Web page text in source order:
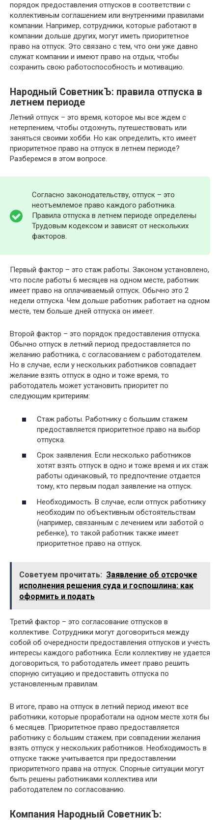
порядок предоставления отпусков в соответствии с
коллективным соглашением или внутренними правилами
компании. Например, сотрудники, которые работают в
компании дольше других, могут иметь приоритетное
право на отпуск. Это связано с тем, что они уже давно
служат компании и имеют право на отдых, чтобы
сохранить свою работоспособность и мотивацию.
Народный СоветникЪ: правила отпуска в
летнем периоде
Летний отпуск – это время, которое мы все ждем с
нетерпением, чтобы отдохнуть, путешествовать или
заняться своими хобби. Но как определить, кто имеет
приоритетное право на отпуск в летнем периоде?
Разберемся в этом вопросе.
Согласно законодательству, отпуск – это
неотъемлемое право каждого работника.
Правила отпуска в летнем периоде определены
Трудовым кодексом и зависят от нескольких
факторов.
Первый фактор – это стаж работы. Законом установлено,
что после работы 6 месяцев на одном месте, работник
имеет право на оплачиваемый отпуск. Обычно это 2
недели отпуска. Чем дольше работник работает на одном
месте, тем больше дней отпуска он имеет.
Второй фактор – это порядок предоставления отпуска.
Обычно отпуск в летний период предоставляется по
желанию работника, с согласованием с работодателем.
Но в случае, если у нескольких работников совпадает
желание взять отпуск в одно и тоже время, то
работодатель может установить приоритет по
следующим критериям:
Стаж работы. Работнику с большим стажем
предоставляется приоритетное право на выбор
отпуска.
Срок заявления. Если несколько работников
хотят взять отпуск в одно и тоже время и их стаж
работы одинаковый, то предпочтение отдается
тому, кто первым подал заявление на отпуск.
Необходимость. В случае, если отпуск работнику
необходим по объективным обстоятельствам
(например, связанным с лечением или заботой о
ребенке), то такой работник также имеет
приоритетное право на отпуск.
Советуем прочитать: Заявление об отсрочке
исполнения решения суда и госпошлина: как
оформить и подать
Третий фактор – это согласование отпусков в
коллективе. Сотрудники могут договориться между
собой об очередности предоставления отпусков и учесть
интересы каждого работника. Если коллективу не удается
договориться, то работодатель имеет право решить
спорную ситуацию и предоставить отпуска по
установленным правилам.
В итоге, право на отпуск в летний период имеют все
работники, которые проработали на одном месте хотя бы
6 месяцев. Приоритетное право предоставляется
работнику с большим стажем, при совпадении желания
взять отпуск у нескольких работников. Необходимость в
отпуске также учитывается при предоставлении
приоритетного права на отпуск. Спорные ситуации могут
быть решены работниками коллектива или
работодателем по согласованию.
Компания Народный СоветникЪ: